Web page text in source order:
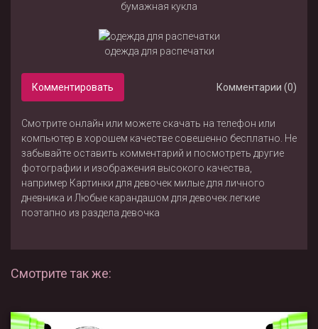
бумажная кукла
одежда для распечатки
Комментировать Комментарии (0)
Смотрите онлайн или можете скачать на телефон или
компьютер в хорошем качестве совешенно бесплатно. Не
забывайте оставить комментарий и посмотреть другие
фотографии и изображения высокого качества,
например Картинки для девочек милые для личного
дневника и Любые карандашом для девочек легкие
поэтапно из раздела девочка
Смотрите так же: